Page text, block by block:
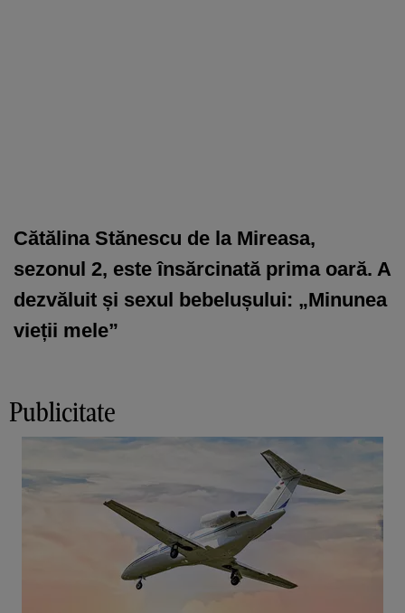
Cătălina Stănescu de la Mireasa,
sezonul 2, este însărcinată prima oară. A
dezvăluit și sexul bebelușului: „Minunea
vieții mele”
Publicitate